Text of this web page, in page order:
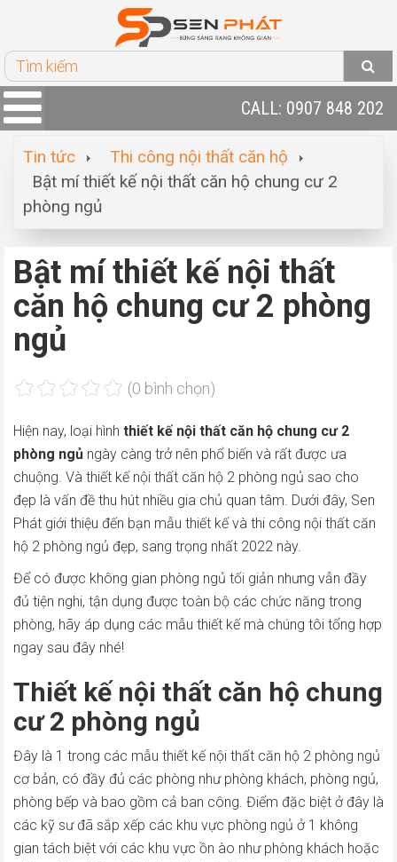
CALL: 0907 848 202
Tin tức
Thi công nội thất căn hộ
Bật mí thiết kế nội thất căn hộ chung cư 2
phòng ngủ
Bật mí thiết kế nội thất
căn hộ chung cư 2 phòng
ngủ
(0 bình chọn)
Hiện nay, loại hình thiết kế nội thất căn hộ chung cư 2
phòng ngủ ngày càng trở nên phổ biến và rất được ưa
chuộng. Và thiết kế nội thất căn hộ 2 phòng ngủ sao cho
đẹp là vấn đề thu hút nhiều gia chủ quan tâm. Dưới đây, Sen
Phát giới thiệu đến bạn mẫu thiết kế và thi công nội thất căn
hộ 2 phòng ngủ đẹp, sang trọng nhất 2022 này.
Để có được không gian phòng ngủ tối giản nhưng vẫn đầy
đủ tiện nghi, tận dụng được toàn bộ các chức năng trong
phòng, hãy áp dụng các mẫu thiết kế mà chúng tôi tổng hợp
ngay sau đây nhé!
Thiết kế nội thất căn hộ chung
cư 2 phòng ngủ
Đây là 1 trong các mẫu thiết kế nội thất căn hộ 2 phòng ngủ
cơ bản, có đầy đủ các phòng như phòng khách, phòng ngủ,
phòng bếp và bao gồm cả ban công. Điểm đặc biệt ở đây là
các kỹ sư đã sắp xếp các khu vực phòng ngủ ở 1 không
gian tách biệt với các khu vực ồn ào như phòng khách hoặc